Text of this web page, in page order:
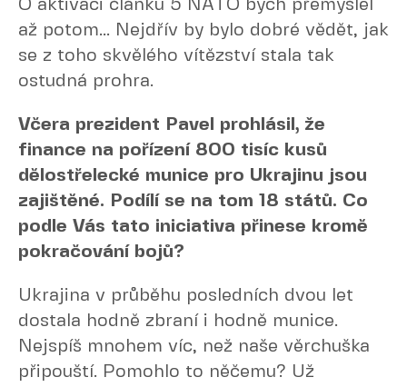
O aktivaci článku 5 NATO bych přemýšlel
až potom... Nejdřív by bylo dobré vědět, jak
se z toho skvělého vítězství stala tak
ostudná prohra.
Včera prezident Pavel prohlásil, že
finance na pořízení 800 tisíc kusů
dělostřelecké munice pro Ukrajinu jsou
zajištěné. Podílí se na tom 18 států. Co
podle Vás tato iniciativa přinese kromě
pokračování bojů?
Ukrajina v průběhu posledních dvou let
dostala hodně zbraní i hodně munice.
Nejspíš mnohem víc, než naše věrchuška
připouští. Pomohlo to něčemu? Už